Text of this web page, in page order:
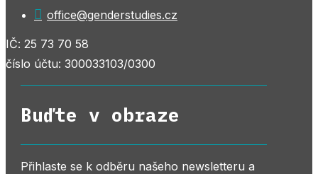
 office@genderstudies.cz
IČ: 25 73 70 58
číslo účtu: 300033103/0300
Buďte v obraze
Přihlaste se k odběru našeho newsletteru a